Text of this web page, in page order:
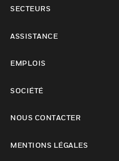
SECTEURS
ASSISTANCE
EMPLOIS
SOCIÉTÉ
NOUS CONTACTER
MENTIONS LÉGALES